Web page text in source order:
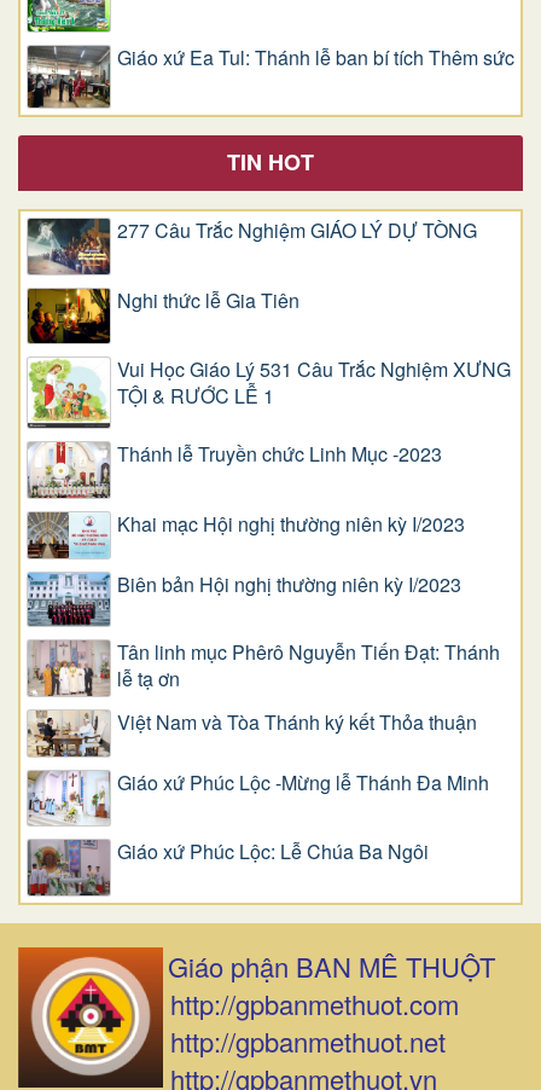
Giáo xứ Ea Tul: Thánh lễ ban bí tích Thêm sức
TIN HOT
277 Câu Trắc Nghiệm GIÁO LÝ DỰ TÒNG
Nghi thức lễ Gia Tiên
Vui Học Giáo Lý 531 Câu Trắc Nghiệm XƯNG
TỘI & RƯỚC LỄ 1
Thánh lễ Truyền chức Linh Mục -2023
Khai mạc Hội nghị thường niên kỳ I/2023
Biên bản Hội nghị thường niên kỳ I/2023
Tân linh mục Phêrô Nguyễn Tiến Đạt: Thánh
lễ tạ ơn
Việt Nam và Tòa Thánh ký kết Thỏa thuận
Giáo xứ Phúc Lộc -Mừng lễ Thánh Đa Minh
Giáo xứ Phúc Lộc: Lễ Chúa Ba Ngôi
Giáo phận BAN MÊ THUỘT
http://gpbanmethuot.com
http://gpbanmethuot.net
http://gpbanmethuot.vn